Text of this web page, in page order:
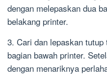
dengan melepaskan dua
belakang printer.
3. Cari dan lepaskan
bagian bawah printer.
dengan menariknya